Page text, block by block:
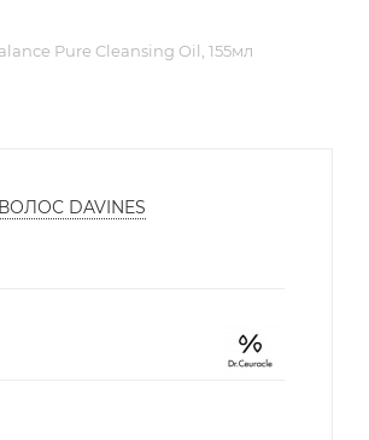
Pure Cleansing Oil, 155мл
DAVINES